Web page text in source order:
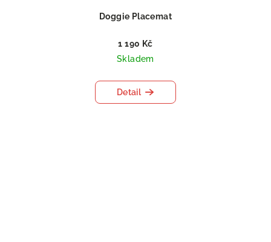
Doggie Placemat
1 190 Kč
Skladem
Detail